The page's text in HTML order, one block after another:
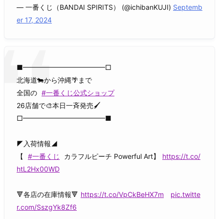
— 一番くじ（BANDAI SPIRITS） (@ichibanKUJI) Septemb
er 17, 2024
■━━━━━━━━━━━━□
北海道🐄から沖縄🌴まで
全国の #一番くじ公式ショップ
26店舗で🎨本日一斉発売🖌️
□━━━━━━━━━━━━■
◤入荷情報◢
【
#一番くじ カラフルピーチ Powerful Art】
https://t.co/
htL2Hx00WD
🔻各店の在庫情報🔻 https://t.co/VpCkBeHX7m
pic.twitte
r.com/SszgYk8Zf6